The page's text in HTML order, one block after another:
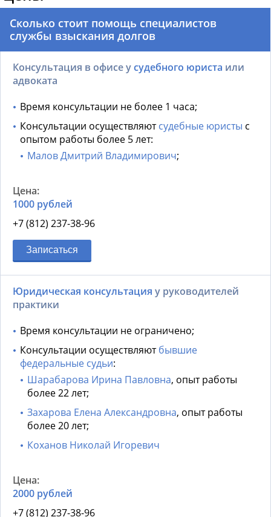
Сколько стоит помощь специалистов
службы взыскания долгов
Консультация в офисе усудебного юриста или
адвоката
Время консультации не более 1 часа;
Консультации осуществляютсудебные юристы с
опытом работы более 5 лет:
Малов Дмитрий Владимирович;
1000 рублей
+7 (812) 237-38-96
Записаться
Юридическая консультация у руководителей
практики
Время консультации не ограничено;
Консультации осуществляютбывшие
федеральные судьи:
Шарабарова Ирина Павловна, опыт работы
более 22 лет;
Захарова Елена Александровна, опыт работы
более 20 лет;
Коханов Николай Игоревич
2000 рублей
+7 (812) 237-38-96